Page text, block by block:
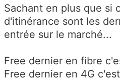
Sachant en plus que si
d'itinérance sont les
entrée sur le marché...
Free dernier en fibre
Free dernier en 4G